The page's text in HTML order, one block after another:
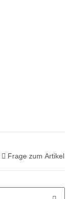
Frage zum Artikel